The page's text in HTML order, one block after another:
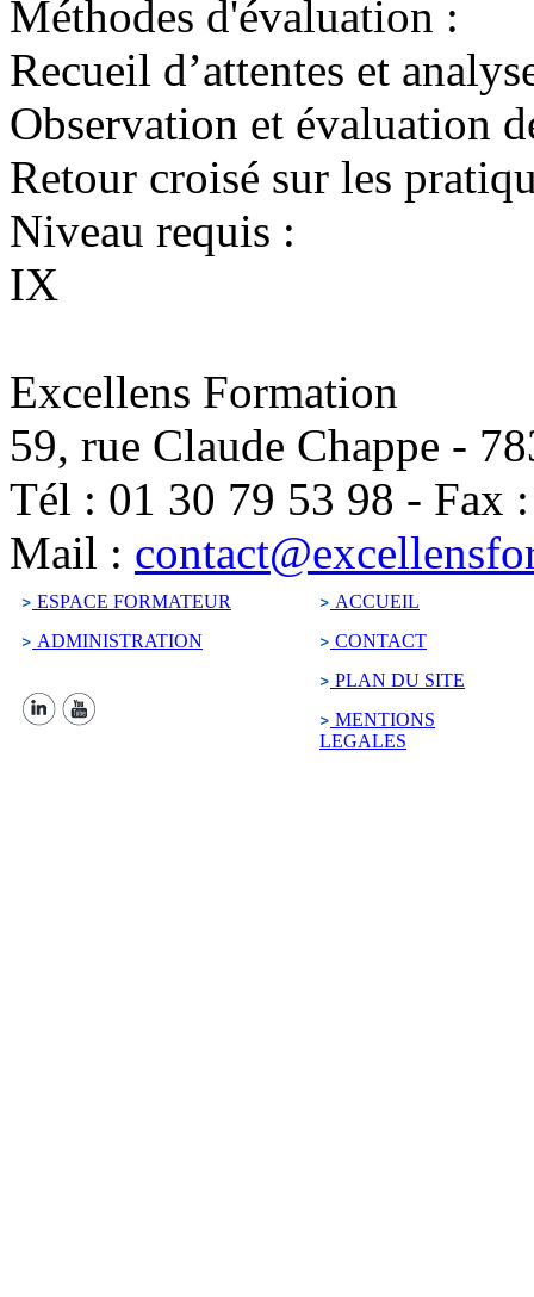
Méthodes d'évaluation :
Recueil d’attentes et
Observation et évaluation
Retour croisé sur les
Niveau requis :
IX
Excellens Formation
59, rue Claude Chappe -
Tél : 01 30 79 53 98 - Fax
Mail :
ESPACE FORMATEUR
ACCUEIL
ADMINISTRATION
CONTACT
PLAN DU SITE
MENTIONS
LEGALES